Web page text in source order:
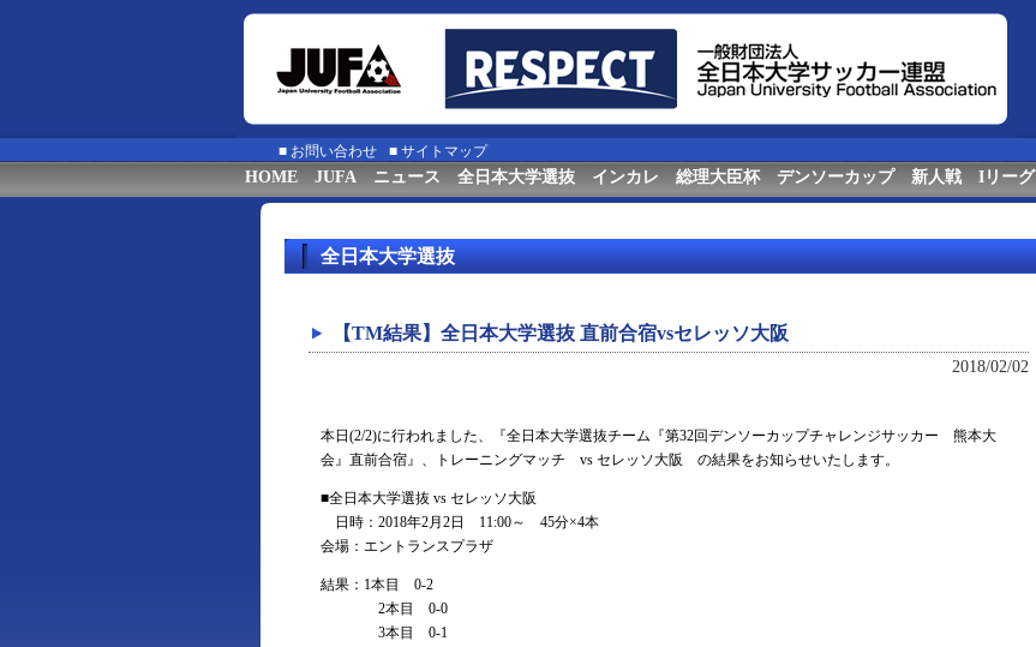
■ お問い合わせ ■ サイトマップ
HOME JUFA ニュース 全日本大学選抜 インカレ 総理大臣杯 デンソーカップ 新人戦 Iリーグ
全日本大学選抜
【TM結果】全日本大学選抜 直前合宿vsセレッソ大阪
2018/02/02
本日(2/2)に行われました、『全日本大学選抜チーム『第32回デンソーカップチャレンジサッカー 熊本大
会』直前合宿』、トレーニングマッチ vs セレッソ大阪 の結果をお知らせいたします。
■全日本大学選抜 vs セレッソ大阪
日時：2018年2月2日 11:00～ 45分×4本
会場：エントランスプラザ
結果：1本目 0-2
2本目 0-0
3本目 0-1